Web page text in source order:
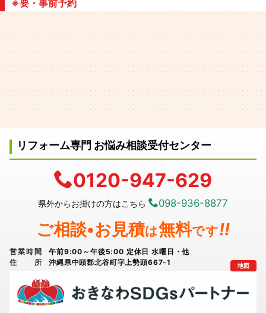
※要・事前予約
リフォーム専門 お悩み相談受付センター
0120-947-629
県外からお掛けの方はこちら 098-936-8877
ご相談•お見積は無料です!!
営業時間
午前9:00～午後5:00 定休日 水曜日・他
住所
沖縄県中頭郡北谷町字上勢頭667-1 地図